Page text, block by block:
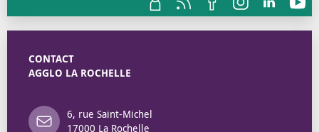
CONTACT
AGGLO LA ROCHELLE
6, rue Saint-Michel
17000 La Rochelle